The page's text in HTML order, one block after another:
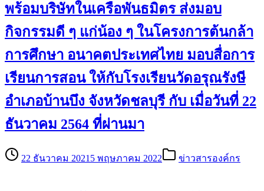
พร้อมบริษัทในเครือพันธมิตร ส่งมอบ
กิจกรรมดี ๆ แก่น้อง ๆ ในโครงการต้นกล้า
การศึกษา อนาคตประเทศไทย มอบสื่อการ
เรียนการสอน ให้กับโรงเรียนวัดอรุณรังษี
อำเภอบ้านบึง จังหวัดชลบุรี กับ เมื่อวันที่ 22
ธันวาคม 2564 ที่ผ่านมา
22 ธันวาคม 2021 5 พฤษภาคม 2022 ข่าวสารองค์กร